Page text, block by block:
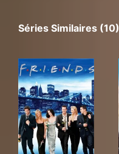
Séries Similaires (10)